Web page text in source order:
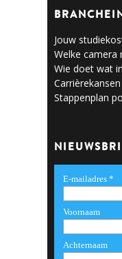
Jouw
Welke camera
Wie doet wat
Stappenplan